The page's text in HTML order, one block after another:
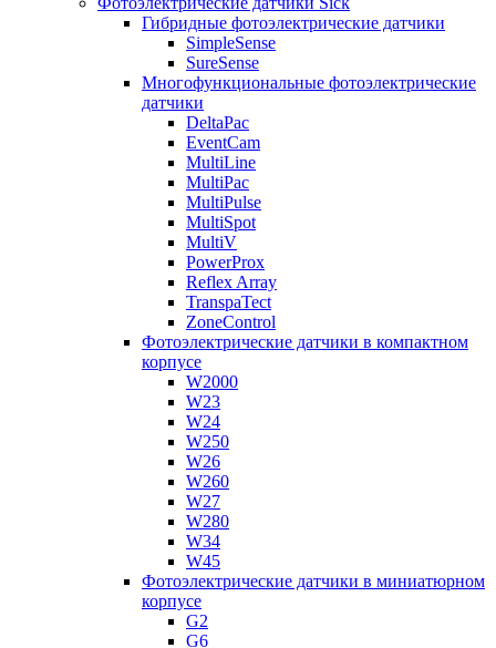
Гибридные фотоэлектрические датчики
SimpleSense
SureSense
Многофункциональные фотоэлектрические
датчики
DeltaPac
EventCam
MultiLine
MultiPac
MultiPulse
MultiSpot
MultiV
PowerProx
Reflex Array
TranspaTect
ZoneControl
Фотоэлектрические датчики в компактном
корпусе
W2000
W23
W24
W250
W26
W260
W27
W280
W34
W45
Фотоэлектрические датчики в миниатюрном
корпусе
G2
G6